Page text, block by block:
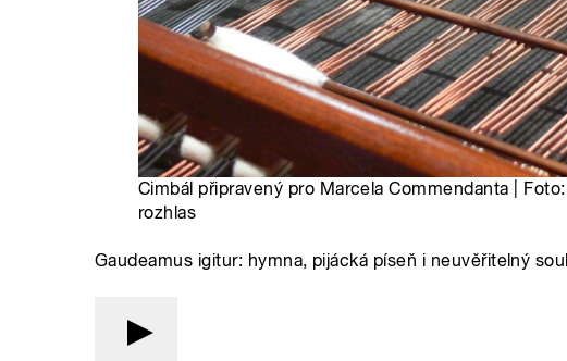
Cimbál připravený pro Marcela Commendanta | Foto:
rozhlas
Gaudeamus igitur: hymna, pijácká píseň i neuvěřitelný